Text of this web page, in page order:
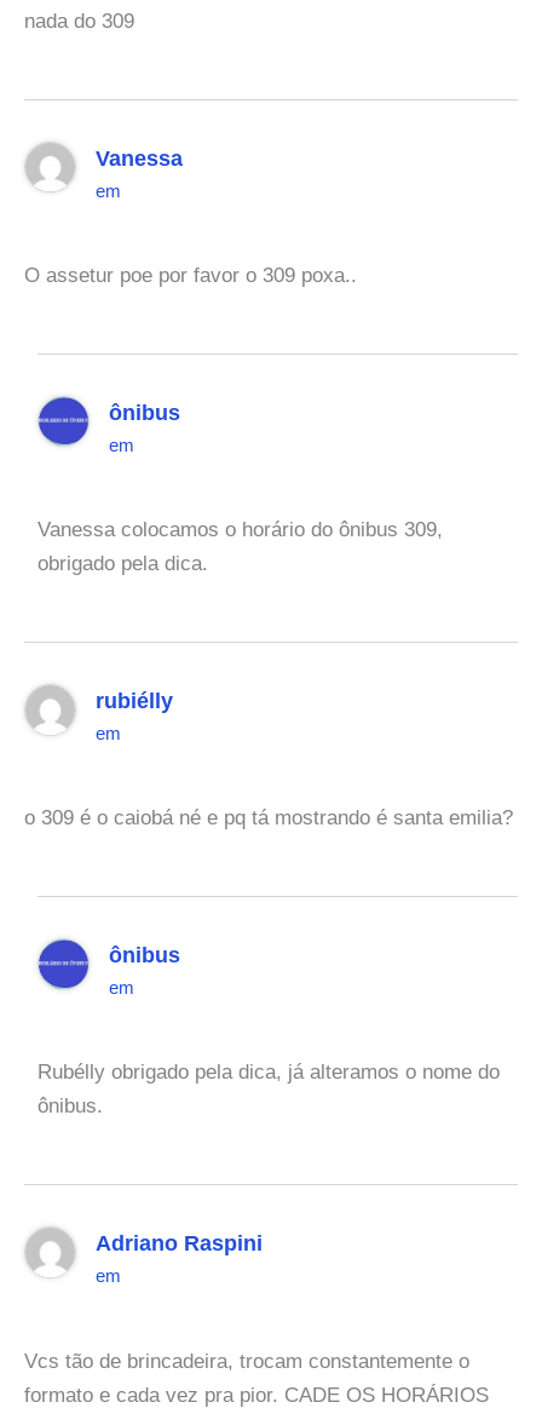
nada do 309
Vanessa
em
O assetur poe por favor o 309 poxa..
ônibus
em
Vanessa colocamos o horário do ônibus 309,
obrigado pela dica.
rubiélly
em
o 309 é o caiobá né e pq tá mostrando é santa emilia?
ônibus
em
Rubélly obrigado pela dica, já alteramos o nome do
ônibus.
Adriano Raspini
em
Vcs tão de brincadeira, trocam constantemente o
formato e cada vez pra pior. CADE OS HORÁRIOS